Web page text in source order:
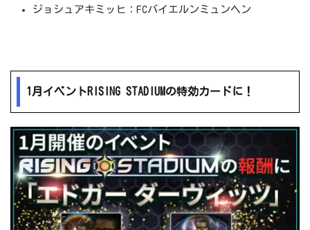
ジョシュアキミッヒ：FCバイエルンミュンヘン
1月イベントRISING STADIUMの特効カードに！